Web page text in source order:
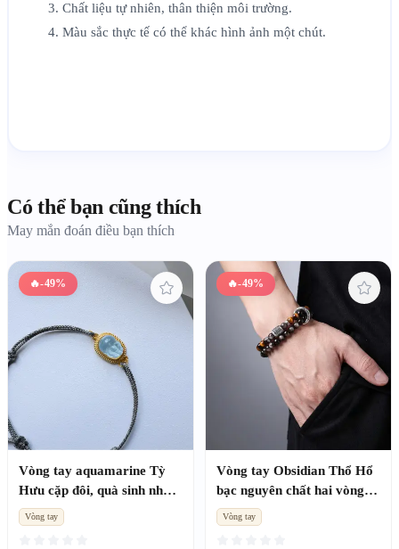
Chất liệu tự nhiên, thân thiện môi trường.
Màu sắc thực tế có thể khác hình ảnh một chút.
Có thể bạn cũng thích
May mắn đoán điều bạn thích
🔥-49%
Vòng tay aquamarine Tỳ
Hưu cặp đôi, quà sinh nhật
kỷ niệm nam nữ
Vòng tay
🔥-49%
Vòng tay Obsidian Thổ Hổ
bạc nguyên chất hai vòng
hút tài lộc, quà Valentine
tặng bạn trai
Vòng tay